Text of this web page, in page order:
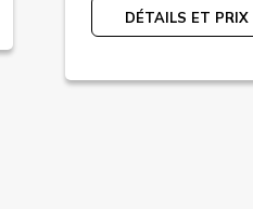
DÉTAILS ET PRIX